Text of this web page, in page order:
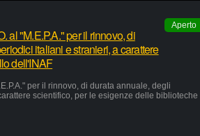
Aperto
al "M.E.P.A." per il rinnovo, di
italiani e stranieri, a carattere
dell'INAF
per il rinnovo, di durata annuale, degli
scientifico, per le esigenze delle biblioteche